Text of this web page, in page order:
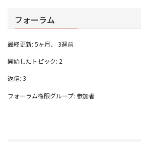
フォーラム
最終更新: 5ヶ月、 3週前
開始したトピック: 2
返信: 3
フォーラム権限グループ: 参加者